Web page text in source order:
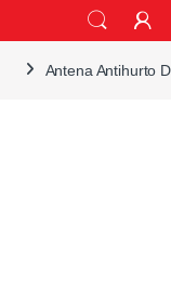
Antena Antihurto